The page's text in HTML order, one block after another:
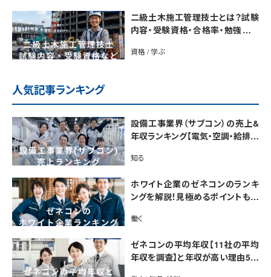
二級土木施工管理技士とは？試験
内容・受験資格・合格率・勉強法を
資格 / 学ぶ
人気記事ランキング
設備工事業界（サブコン）の売上&
年収ランキング【電気・空調・給排水
市場規模も解説
知る
ホワイト企業のゼネコンのランキ
ングを解説！見極めるポイントも紹
働く
ゼネコンの平均年収【11社の平均
年収を調査】と年収が高い理由5選